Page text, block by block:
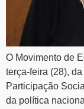
O Movimento de
terça-feira (28),
Participação
da política